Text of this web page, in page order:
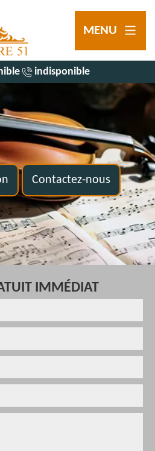
MENU
indisponible
Contactez-nous
IMMÉDIAT